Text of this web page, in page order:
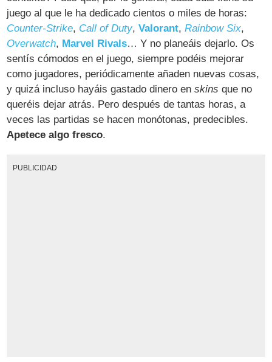
juego al que le ha dedicado cientos o miles de horas:
Counter-Strike, Call of Duty,Valorant,Rainbow Six,
Overwatch, Marvel Rivals… Y no planeáis dejarlo. Os
sentís cómodos en el juego, siempre podéis mejorar
como jugadores, periódicamente añaden nuevas cosas,
y quizá incluso hayáis gastado dinero enskins que no
queréis dejar atrás. Pero después de tantas horas, a
veces las partidas se hacen monótonas, predecibles.
Apetece algo fresco.
PUBLICIDAD